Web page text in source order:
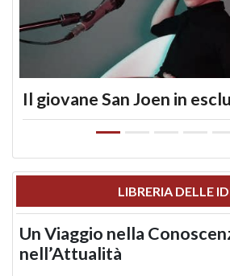
Il giovane San Joen in
LIBRERIA DELLE
Un Viaggio nella
nell’Attualità